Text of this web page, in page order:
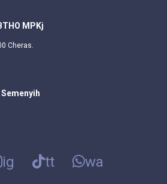
MPKj
Cheras.
ig tt wa